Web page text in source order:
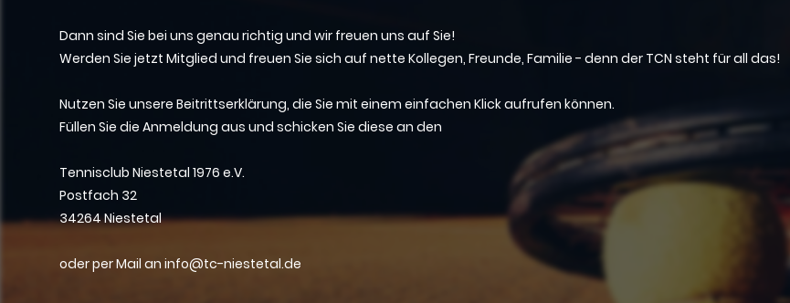
Dann sind Sie bei uns genau richtig und wir freuen uns auf Sie!
Werden Sie jetzt Mitglied und freuen Sie sich auf nette Kollegen, Freunde, Familie - denn der TCN steht für all das!
Nutzen Sie unsere Beitrittserklärung, die Sie mit einem einfachen Klick aufrufen können.
Füllen Sie die Anmeldung aus und schicken Sie diese an den
Tennisclub Niestetal 1976 e.V.
Postfach 32
34264 Niestetal
oder per Mail an info@tc-niestetal.de